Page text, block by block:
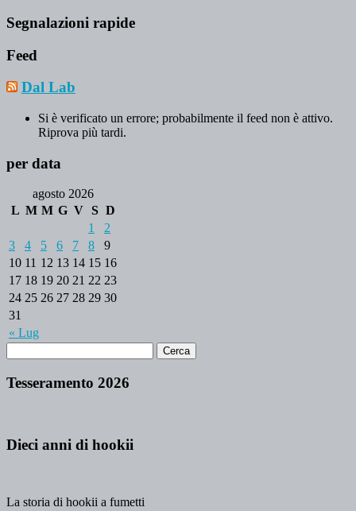
Segnalazioni rapide
Feed
Dal Lab
Si è verificato un errore; probabilmente il feed non è attivo.
Riprova più tardi.
per data
agosto 2026
L M M G V S D
« Lug
1
2
3
4 5 6 7 8
9
10 11 12 13 14 15 16
17 18 19 20 21 22 23
24 25 26 27 28 29 30
31
Tesseramento 2026
Dieci anni di hookii
La storia di hookii a fumetti